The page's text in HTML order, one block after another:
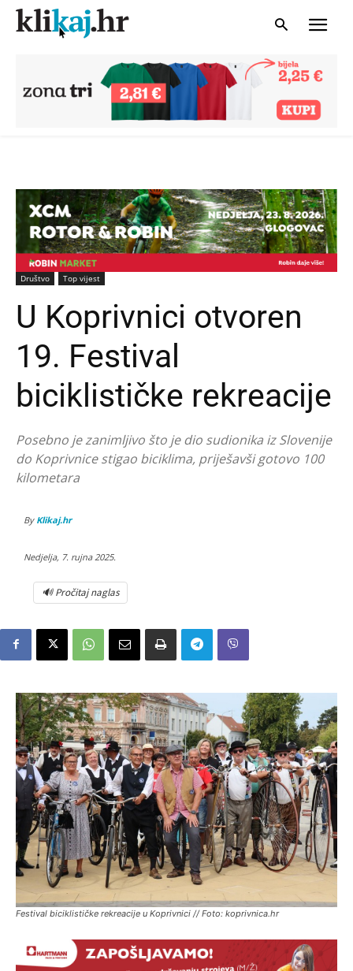
Društvo Top vijest
U Koprivnici otvoren
19. Festival
biciklističke rekreacije
Posebno je zanimljivo što je dio sudionika iz Slovenije
do Koprivnice stigao biciklima, priješavši gotovo 100
kilometara
By Klikaj.hr
Nedjelja, 7. rujna 2025.
🔊 Pročitaj naglas
Festival biciklističke rekreacije u Koprivnici // Foto: koprivnica.hr